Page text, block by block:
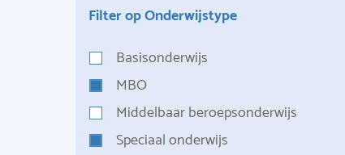
Filter op Onderwijstype
Basisonderwijs
MBO
Middelbaar beroepsonderwijs
Speciaal onderwijs